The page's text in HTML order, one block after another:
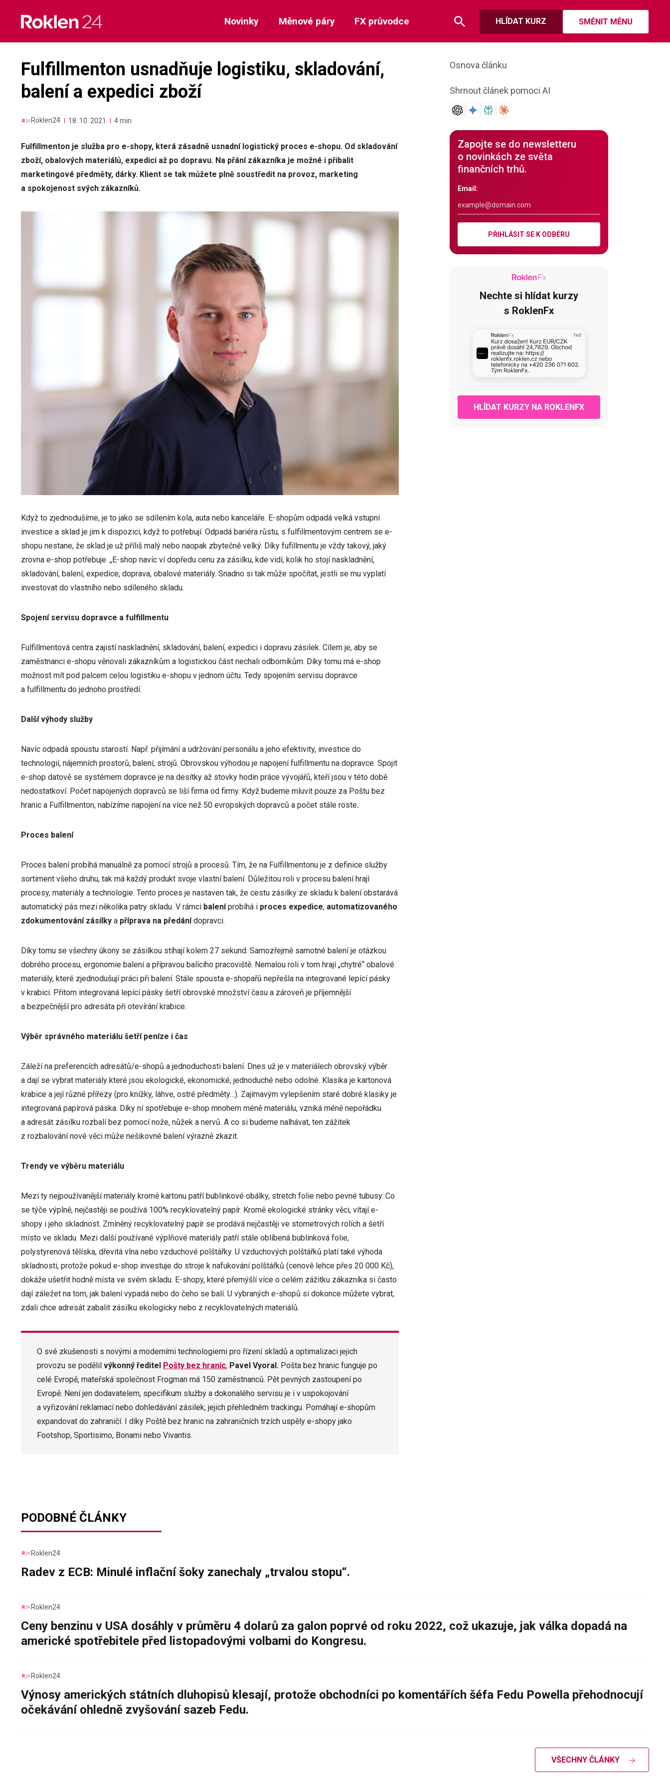
content
HLÍDAT KURZ SMĚNIT MĚNU
Novinky Měnové páry FX průvodce
Fulfillmenton usnadňuje logistiku, skladování,
balení a expedici zboží
Roklen24 18. 10. 2021 4 min
Fulfillmenton je služba pro e-shopy, která zásadně usnadní logistický proces e-shopu. Od skladování
zboží, obalových materiálů, expedici až po dopravu. Na přání zákazníka je možné i přibalit
marketingové předměty, dárky. Klient se tak můžete plně soustředit na provoz, marketing
a spokojenost svých zákazníků.
Když to zjednodušíme, je to jako se sdílením kola, auta nebo kanceláře. E-shopům odpadá velká vstupní
investice a sklad je jim k dispozici, když to potřebují. Odpadá bariéra růstu, s fulfillmentovým centrem se e-
shopu nestane, že sklad je už příliš malý nebo naopak zbytečně velký. Díky fufillmentu je vždy takový, jaký
zrovna e-shop potřebuje. „E-shop navíc ví dopředu cenu za zásilku, kde vidí, kolik ho stojí naskladnění,
skladování, balení, expedice, doprava, obalové materiály. Snadno si tak může spočítat, jestli se mu vyplatí
investovat do vlastního nebo sdíleného skladu.
Spojení servisu dopravce a fulfillmentu
Fulfillmentová centra zajistí naskladnění, skladování, balení, expedici i dopravu zásilek. Cílem je, aby se
zaměstnanci e-shopu věnovali zákazníkům a logistickou část nechali odborníkům. Díky tomu má e-shop
možnost mít pod palcem celou logistiku e-shopu v jednom účtu. Tedy spojením servisu dopravce
a fulfillmentu do jednoho prostředí.
Další výhody služby
Navíc odpadá spoustu starostí. Např. přijímání a udržování personálu a jeho efektivity, investice do
technologií, nájemních prostorů, balení, strojů. Obrovskou výhodou je napojení fulfillmentu na dopravce. Spojit
e-shop datově se systémem dopravce je na desítky až stovky hodin práce vývojářů, kteří jsou v této době
nedostatkoví. Počet napojených dopravců se liší firma od firmy. Když budeme mluvit pouze za Poštu bez
hranic a Fulfillmenton, nabízíme napojení na více než 50 evropských dopravců a počet stále roste.
Proces balení
Proces balení probíhá manuálně za pomocí strojů a procesů. Tím, že na Fulfillmentonu je z definice služby
sortiment všeho druhu, tak má každý produkt svoje vlastní balení. Důležitou roli v procesu balení hrají
procesy, materiály a technologie. Tento proces je nastaven tak, že cestu zásilky ze skladu k balení obstarává
automatický pás mezi několika patry skladu. V rámci baleníprobíhá i proces expedice, automatizovaného
zdokumentování zásilky a příprava na předánídopravci.
Díky tomu se všechny úkony se zásilkou stíhají kolem 27 sekund. Samozřejmě samotné balení je otázkou
dobrého procesu, ergonomie balení a přípravou balícího pracoviště. Nemalou roli v tom hrají „chytré“ obalové
materiály, které zjednodušují práci při balení. Stále spousta e-shopařů nepřešla na integrované lepící pásky
v krabici. Přitom integrovaná lepící pásky šetří obrovské množství času a zároveň je příjemnější
a bezpečnější pro adresáta při otevírání krabice.
Výběr správného materiálu šetří peníze i čas
Záleží na preferencích adresátů/e-shopů a jednoduchosti balení. Dnes už je v materiálech obrovský výběr
a dají se vybrat materiály které jsou ekologické, ekonomické, jednoduché nebo odolné. Klasika je kartonová
krabice a její různé přířezy (pro knížky, láhve, ostré předměty…). Zajímavým vylepšením staré dobré klasiky je
integrovaná papírová páska. Díky ní spotřebuje e-shop mnohem méně materiálu, vzniká méně nepořádku
a adresát zásilku rozbalí bez pomocí nože, nůžek a nervů. A co si budeme nalhávat, ten zážitek
z rozbalování nové věci může nešikovné balení výrazně zkazit.
Trendy ve výběru materiálu
Mezi ty nejpoužívanější materiály kromě kartonu patří bublinkové obálky, stretch folie nebo pevné tubusy. Co
se týče výplně, nejčastěji se používá 100% recyklovatelný papír. Kromě ekologické stránky věci, vítají e-
shopy i jeho skladnost. Zmíněný recyklovatelný papír se prodává nejčastěji ve stometrových rolích a šetří
místo ve skladu. Mezi další používané výplňové materiály patří stále oblíbená bublinková folie,
polystyrenová tělíska, dřevitá vlna nebo vzduchové polštářky. U vzduchových polštářků platí také výhoda
skladnosti, protože pokud e-shop investuje do stroje k nafukování polštářků (cenově lehce přes 20 000 Kč),
dokáže ušetřit hodně místa ve svém skladu. E-shopy, které přemýšlí více o celém zážitku zákazníka si často
dají záležet na tom, jak balení vypadá nebo do čeho se balí. U vybraných e-shopů si dokonce můžete vybrat,
zdali chce adresát zabalit zásilku ekologicky nebo z recyklovatelných materiálů.
O své zkušenosti s novými a moderními technologiemi pro řízení skladů a optimalizaci jejich
provozu se podělil výkonný ředitel Pošty bez hranic, Pavel Vyoral. Pošta bez hranic funguje po
celé Evropě, mateřská společnost Frogman má 150 zaměstnanců. Pět pevných zastoupení po
Evropě. Není jen dodavatelem, specifikum služby a dokonalého servisu je i v uspokojování
a vyřizování reklamací nebo dohledávání zásilek, jejich přehledném trackingu. Pomáhají e-shopům
expandovat do zahraničí. I díky Poště bez hranic na zahraničních trzích uspěly e-shopy jako
Footshop, Sportisimo, Bonami nebo Vivantis.
Osnova článku
Shrnout článek pomoci AI
Zapojte se do newsletteru
o novinkách ze světa
finančních trhů.
Email:
PŘIHLÁSIT SE K ODBĚRU
Nechte si hlídat kurzy
s RoklenFx
HLÍDAT KURZY NA ROKLENFX
PODOBNÉ ČLÁNKY
Roklen24
Radev z ECB: Minulé inflační šoky zanechaly „trvalou stopu“.
Roklen24
Ceny benzinu v USA dosáhly v průměru 4 dolarů za galon poprvé od roku 2022, což ukazuje, jak válka dopadá na
americké spotřebitele před listopadovými volbami do Kongresu.
Roklen24
Výnosy amerických státních dluhopisů klesají, protože obchodníci po komentářích šéfa Fedu Powella přehodnocují
očekávání ohledně zvyšování sazeb Fedu.
VŠECHNY ČLÁNKY